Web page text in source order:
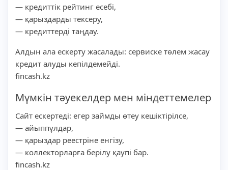
— кредиттік рейтинг есебі,
— қарыздарды тексеру,
— кредиттерді таңдау.
Алдын ала ескерту жасалады: сервиске төлем жасау
кредит алуды кепілдемейді.
fincash.kz
Мүмкін тәуекелдер мен міндеттемелер
Сайт ескертеді: егер займды өтеу кешіктірілсе,
— айыппұлдар,
— қарыздар реестріне енгізу,
— коллекторларға берілу қаупі бар.
fincash.kz